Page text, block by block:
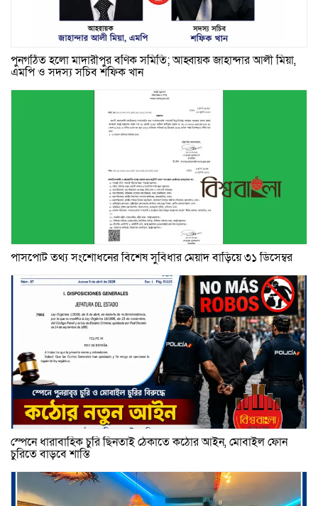
পুনর্গঠিত হলো মাদারীপুর বণিক সমিতি; আহ্বায়ক জাহান্দার আলী মিয়া,
এমপি ও সদস্য সচিব শফিক খান
পাসপোর্ট তথ্য সংশোধনের বিশেষ সুবিধার মেয়াদ বাড়িয়ে ৩১ ডিসেম্বর
স্পেনে ধারাবাহিক চুরি ছিনতাই ঠেকাতে কঠোর আইন, মোবাইল ফোন
চুরিতে বাড়বে শাস্তি